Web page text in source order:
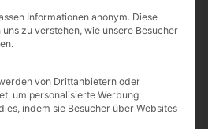
Informationen anonym. Diese
zu verstehen, wie unsere Besucher
von Drittanbietern oder
um personalisierte Werbung
indem sie Besucher über Websites